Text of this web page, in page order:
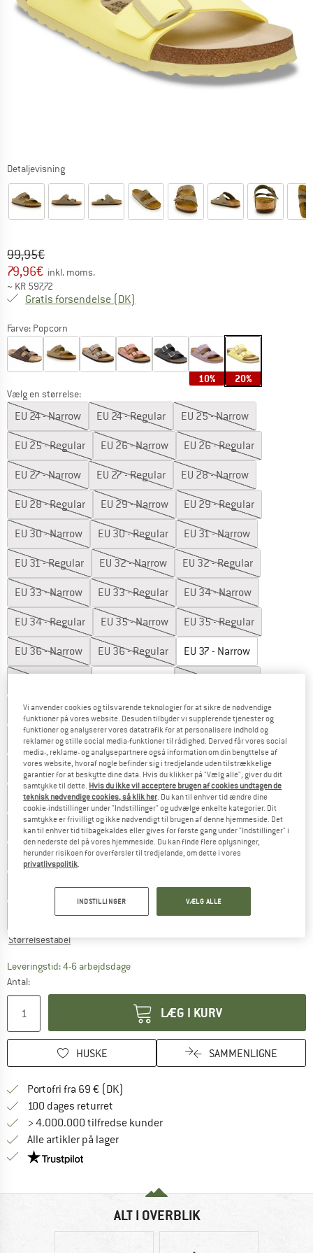
Detaljevisning
Original pris :
99,95€
Pris:
79,96€ inkl. moms.
~ KR 597,72
Gratis forsendelse (DK)
Farve: Popcorn
10% 20%
Vælg en størrelse:
EU 24 - Narrow EU 24 - Regular EU 25 - Narrow
EU 25 - Regular EU 26 - Narrow EU 26 - Regular
EU 27 - Narrow EU 27 - Regular EU 28 - Narrow
EU 28 - Regular EU 29 - Narrow EU 29 - Regular
EU 30 - Narrow EU 30 - Regular EU 31 - Narrow
EU 31 - Regular EU 32 - Narrow EU 32 - Regular
EU 33 - Narrow EU 33 - Regular EU 34 - Narrow
EU 34 - Regular EU 35 - Narrow EU 35 - Regular
EU 36 - Narrow EU 36 - Regular EU 37 - Narrow
EU39 - Narrow EU39 - Regular EU40 - Narrow
EU40 - Regular EU41 - Narrow EU41 - Regular
EU42 - Narrow EU42 - Regular EU43 - Narrow
EU43 - Regular EU44 - Narrow EU44 - Regular
EU45 - Narrow EU45 - Regular EU46 - Narrow
EU46 - Regular EU47 - Narrow EU47 - Regular
48 - Narrow EU48 - Regular EU49 - Regular
49 - Narrow EU50 - Regular EU50 - Narrow
Størrelsestabel
Leveringstid: 4-6 arbejdsdageLinket åbnes i en infoboks og indeholder
Antal:
LÆG I KURV
HUSKE SAMMENLIGNE
Portofri fra 69 € (DK)
100 dages returret
> 4.000.000 tilfredse kunder
Alle artikler på lager
Vi er Trustpilot-certificeret - oplysningerne får du
ALT I OVERBLIK
Vi anvender cookies og tilsvarende teknologier for at sikre de nødvendige
funktioner på vores website. Desuden tilbyder vi supplerende tjenester og
funktioner og analyserer vores datatrafik for at personalisere indhold og
reklamer og stille social media-funktioner til rådighed. Derved får vores social
media-, reklame- og analysepartnere også information om din benyttelse af
vores website, hvoraf nogle befinder sig i tredjelande uden tilstrækkelige
garantier for at beskytte dine data. Hvis du klikker på "Vælg alle", giver du dit
samtykke til dette. Hvis du ikke vil acceptere brugen af cookies undtagen de
teknisk nødvendige cookies, så klik her. Du kan til enhver tid ændre dine
cookie-indstillinger under "Indstillinger" og udvælge enkelte kategorier. Dit
samtykke er frivilligt og ikke nødvendigt til brugen af denne hjemmeside. Det
kan til enhver tid tilbagekaldes eller gives for første gang under "Indstillinger" i
den nederste del på vores hjemmeside. Du kan finde flere oplysninger,
herunder risikoen for overførsler til tredjelande, om dette i vores
privatlivspolitik.
INDSTILLINGER VÆLG ALLE